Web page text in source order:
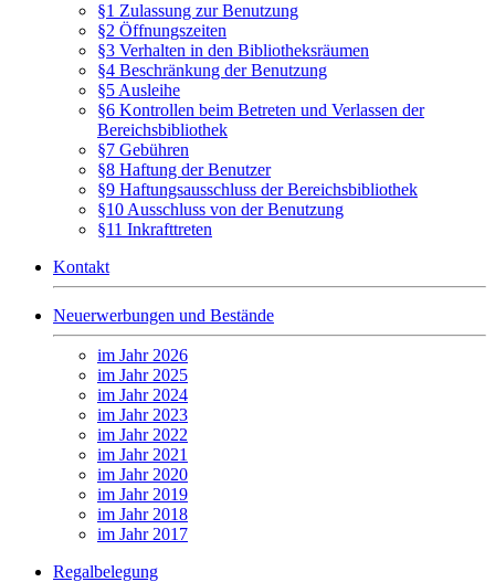
§1 Zulassung zur Benutzung
§2 Öffnungszeiten
§3 Verhalten in den Bibliotheksräumen
§4 Beschränkung der Benutzung
§5 Ausleihe
§6 Kontrollen beim Betreten und Verlassen der
Bereichsbibliothek
§7 Gebühren
§8 Haftung der Benutzer
§9 Haftungsausschluss der Bereichsbibliothek
§10 Ausschluss von der Benutzung
§11 Inkrafttreten
Kontakt
Neuerwerbungen und Bestände
im Jahr 2026
im Jahr 2025
im Jahr 2024
im Jahr 2023
im Jahr 2022
im Jahr 2021
im Jahr 2020
im Jahr 2019
im Jahr 2018
im Jahr 2017
Regalbelegung